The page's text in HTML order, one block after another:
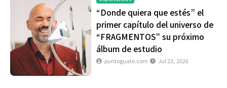
“Donde quiera que estés” el
primer capítulo del universo de
“FRAGMENTOS” su próximo
álbum de estudio
puntoguate.com Jul 23, 2026